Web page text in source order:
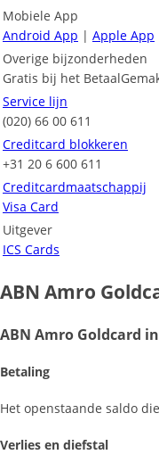
Mobiele App
Android App | Apple App
Overige bijzonderheden
Gratis bij het
Service lijn
(020) 66 00 611
Creditcard blokkeren
+31 20 6 600 611
Creditcardmaatschappij
Visa Card
Uitgever
ICS Cards
ABN Amro
ABN Amro Goldcard
Betaling
Het openstaande saldo
Verlies en diefstal